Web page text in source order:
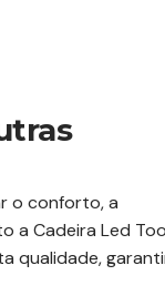
o conforto, a
a Cadeira Led
qualidade,